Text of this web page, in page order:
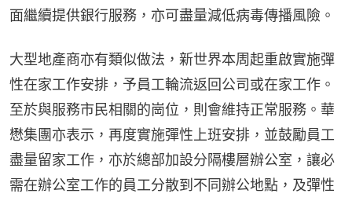
面繼續提供銀行服務，亦可盡量減低病毒傳播風險。
大型地產商亦有類似做法，新世界本周起重啟實施彈
性在家工作安排，予員工輪流返回公司或在家工作。
至於與服務市民相關的崗位，則會維持正常服務。華
懋集團亦表示，再度實施彈性上班安排，並鼓勵員工
盡量留家工作，亦於總部加設分隔樓層辦公室，讓必
需在辦公室工作的員工分散到不同辦公地點，及彈性